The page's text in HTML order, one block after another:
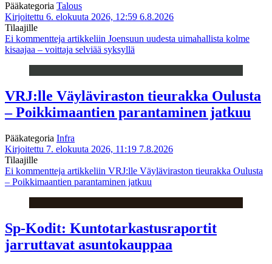
Pääkategoria Talous
Kirjoitettu 6. elokuuta 2026, 12:59 6.8.2026
Tilaajille
Ei kommentteja artikkeliin Joensuun uudesta uimahallista kolme
kisaajaa – voittaja selviää syksyllä
VRJ:lle Väyläviraston tieurakka Oulusta
– Poikkimaantien parantaminen jatkuu
Pääkategoria Infra
Kirjoitettu 7. elokuuta 2026, 11:19 7.8.2026
Tilaajille
Ei kommentteja artikkeliin VRJ:lle Väyläviraston tieurakka Oulusta
– Poikkimaantien parantaminen jatkuu
Sp-Kodit: Kuntotarkastusraportit
jarruttavat asuntokauppaa